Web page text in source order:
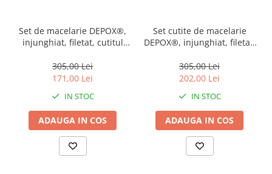
Set de macelarie DEPOX®,
injunghiat, filetat, cutitul
otel inoxidabl
305,00 Lei
171,00 Lei
IN STOC
ADAUGA IN COS
Set cutite de macelarie
DEPOX®, injunghiat, filetat,
magnetic, otel inoxidabl
305,00 Lei
202,00 Lei
IN STOC
ADAUGA IN COS